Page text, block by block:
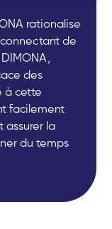
rationalise
de
des
à cette
facilement
assurer la
du temps